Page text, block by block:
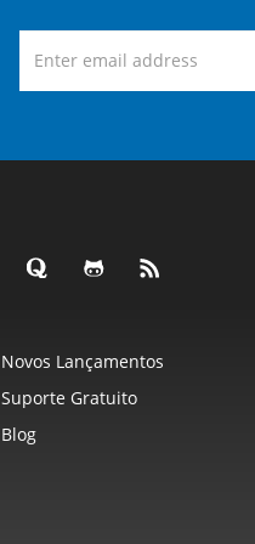
Novos Lançamentos
Suporte Gratuito
Blog